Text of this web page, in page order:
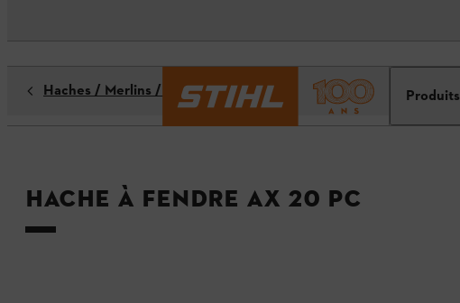
Produits
Haches / Merlins / Outils forestiers
Hache à fendre AX 20 PC